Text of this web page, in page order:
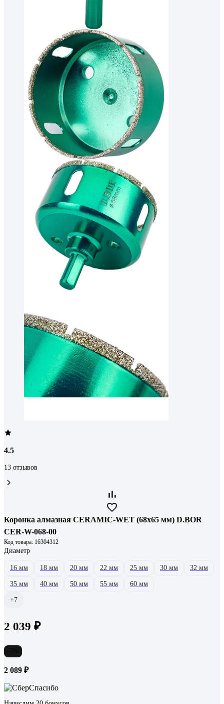
4.5
13 отзывов
Коронка алмазная CERAMIC-WET (68х65 мм) D.BOR
CER-W-068-00
Код товара: 16304312
Диаметр
16 мм 18 мм 20 мм 22 мм 25 мм 30 мм 32 мм
35 мм 40 мм 50 мм 55 мм 60 мм
+7
2 039 ₽
2 089 ₽